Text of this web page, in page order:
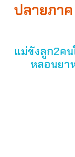
ปลายภา
แม่ขังลูก2ค
หลอนยา